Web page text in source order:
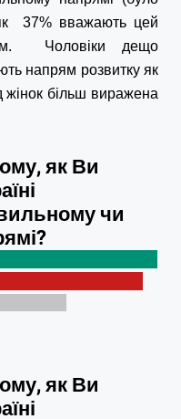
37% вважають цей
Чоловіки дещо
напрям розвитку як
жінок більш виражена